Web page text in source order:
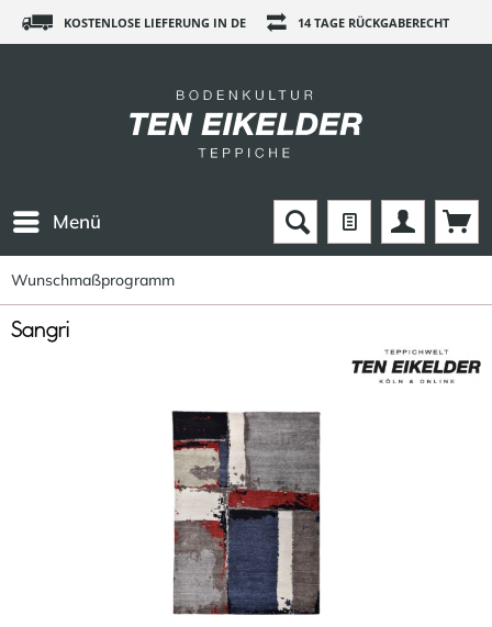
KOSTENLOSE LIEFERUNG IN DE 14 TAGE RÜCKGABERECHT
Menü
Wunschmaßprogramm
Sangri